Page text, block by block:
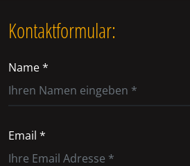
Kontaktformular:
Name *
Email *